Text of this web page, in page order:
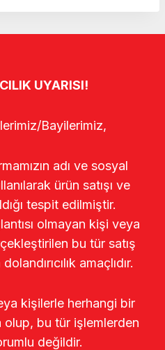
UYARISI!
Bayilerimiz,
adı ve sosyal
ürün satışı ve
tespit edilmiştir.
olmayan kişi veya
bu tür satış
amaçlıdır.
kişilerle herhangi bir
bu tür işlemlerden
değildir.